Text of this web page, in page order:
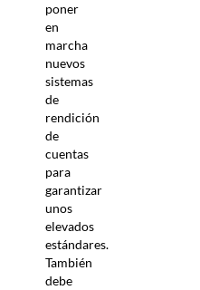
poner
en
marcha
nuevos
sistemas
de
rendición
de
cuentas
para
garantizar
unos
elevados
estándares.
También
debe